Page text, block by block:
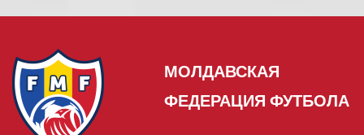
МОЛДАВСКАЯ
ФЕДЕРАЦИЯ ФУТБОЛА